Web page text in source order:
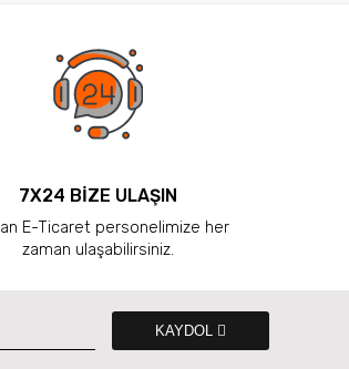
7X24 BİZE ULAŞIN
E-Ticaret personelimize her
zaman ulaşabilirsiniz.
KAYDOL